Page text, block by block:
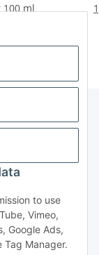
to use
Vimeo,
Google Ads,
Tag Manager.
100 ml